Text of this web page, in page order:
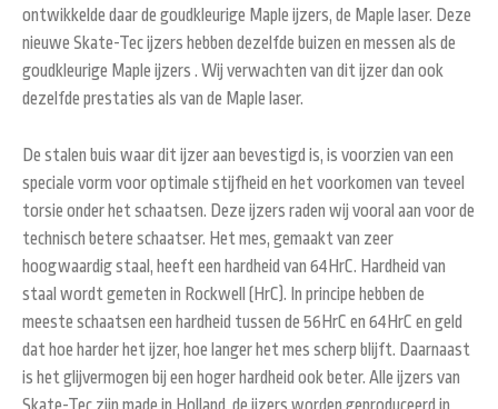
ontwikkelde daar de goudkleurige Maple ijzers, de Maple laser. Deze
nieuwe Skate-Tec ijzers hebben dezelfde buizen en messen als de
goudkleurige Maple ijzers . Wij verwachten van dit ijzer dan ook
dezelfde prestaties als van de Maple laser.
De stalen buis waar dit ijzer aan bevestigd is, is voorzien van een
speciale vorm voor optimale stijfheid en het voorkomen van teveel
torsie onder het schaatsen. Deze ijzers raden wij vooral aan voor de
technisch betere schaatser. Het mes, gemaakt van zeer
hoogwaardig staal, heeft een hardheid van 64HrC. Hardheid van
staal wordt gemeten in Rockwell (HrC). In principe hebben de
meeste schaatsen een hardheid tussen de 56HrC en 64HrC en geld
dat hoe harder het ijzer, hoe langer het mes scherp blijft. Daarnaast
is het glijvermogen bij een hoger hardheid ook beter. Alle ijzers van